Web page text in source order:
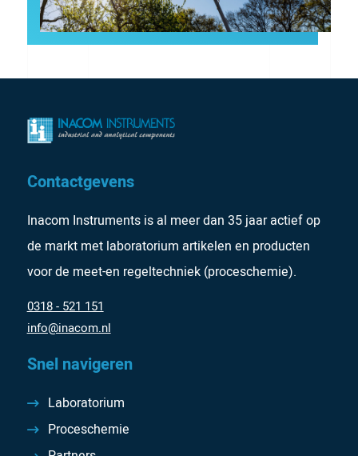
Contactgevens
Inacom Instruments is al meer dan 35 jaar actief op
de markt met laboratorium artikelen en producten
voor de meet-en regeltechniek (proceschemie).
0318 - 521 151
info@inacom.nl
Snel navigeren
Laboratorium
Proceschemie